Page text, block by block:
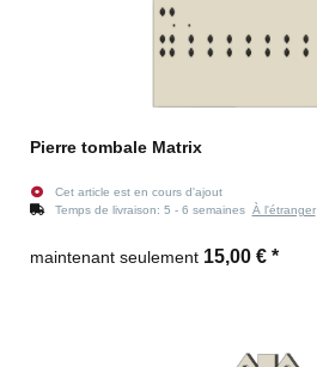
Pierre tombale Matrix
Cet article est en cours d'ajout
Temps de livraison: 5 - 6 semaines À l'étranger
maintenant seulement 15,00 € *